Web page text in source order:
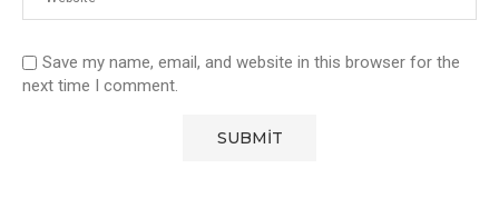
Save my name, email, and website in this browser for the
next time I comment.